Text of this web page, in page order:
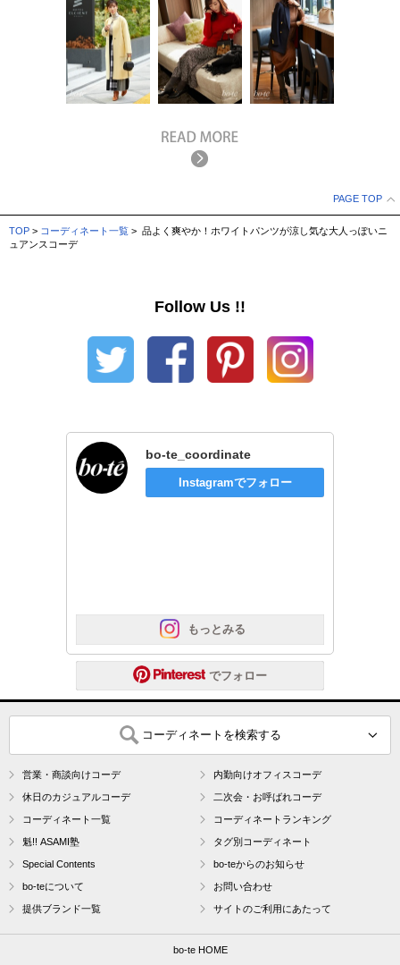
PAGE TOP
TOP > コーディネート一覧 > 品よく爽やか！ホワイトパンツが涼し気な大人っぽいニ
ュアンスコーデ
Follow Us !!
でフォロー
bo-te_coordinate
Instagramでフォロー
もっとみる
コーディネートを検索する
営業・商談向けコーデ 内勤向けオフィスコーデ
休日のカジュアルコーデ 二次会・お呼ばれコーデ
コーディネート一覧 コーディネートランキング
魁!! ASAMI塾 タグ別コーディネート
Special Contents bo-teからのお知らせ
bo-teについて お問い合わせ
提供ブランド一覧 サイトのご利用にあたって
bo-te HOME